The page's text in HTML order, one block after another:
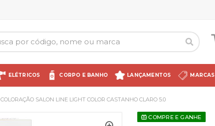
ELÉTRICOS CORPO E BANHO LANÇAMENTOS MARCAS
COLORAÇÃO SALON LINE LIGHT COLOR CASTANHO CLARO 5.0
COMPRE E GANHE